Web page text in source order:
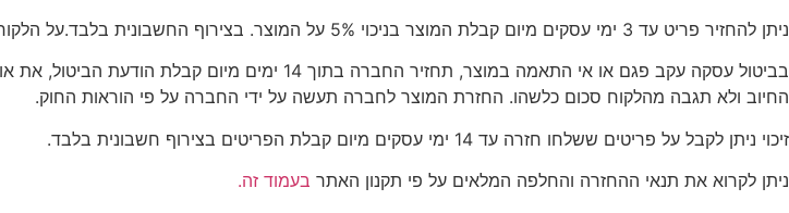
ניתן להחזיר פריט עד 3 ימי עסקים מיום קבלת המוצר בניכוי 5% על המוצר. בצירוף החשבונית בלבד.על הלקוח לדאוג להחזרת המוצר לכתובת המלאכה 8 נתניה.
בביטול עסקה עקב פגם או אי התאמה במוצר, תחזיר
החיוב ולא תגבה מהלקוח סכום כלשהו. החזרת המוצר לחברה תעשה על ידי החברה על פי הוראות החוק.
זיכוי ניתן לקבל על פריטים ששלחו חזרה עד 14 ימי עסקים מיום קבלת הפריטים בצירוף חשבונית בלבד.
ניתן לקרוא את תנאי ההחזרה והחלפה המלאים על פי תקנון האתר בעמוד זה.